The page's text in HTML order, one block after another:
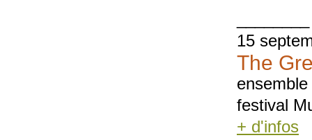
15
The
festival
+ d'infos